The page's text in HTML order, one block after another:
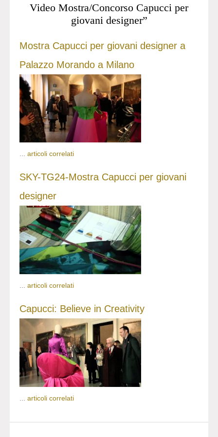
Video Mostra/Concorso Capucci per
giovani designer”
Mostra Capucci per giovani designer a
Palazzo Morando a Milano
... articoli correlati
SKY-TG24-Mostra Capucci per giovani
designer
articoli correlati
Capucci: Believe in Creativity
articoli correlati